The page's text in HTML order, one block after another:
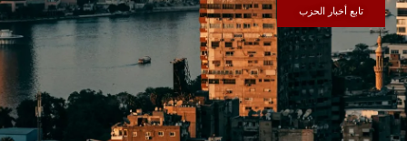
تابع أخبار الحزب